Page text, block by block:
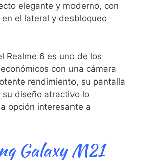
⁢elegante y moderno, con
el lateral y⁣ desbloqueo‌
Realme‌ 6 es uno de los
con‌ una cámara⁤
⁣rendimiento, su pantalla
diseño atractivo ⁣lo
opción interesante a
Galaxy M21